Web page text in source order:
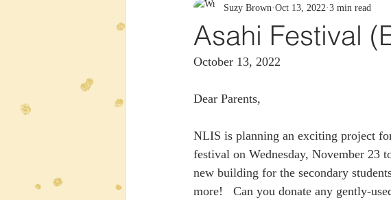
Asahi Festival
Suzy Brown Oct 13, 2022 3 min read
October 13, 2022
Dear Parents,
NLIS is planning an exciting project
festival on Wednesday, November 23
new building for the secondary
more! Can you donate any gently-